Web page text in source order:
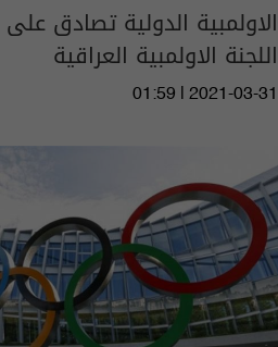
الاولمبية الدولية تصادق على
اللجنة الاولمبية العراقية
01:59 | 2021-03-31